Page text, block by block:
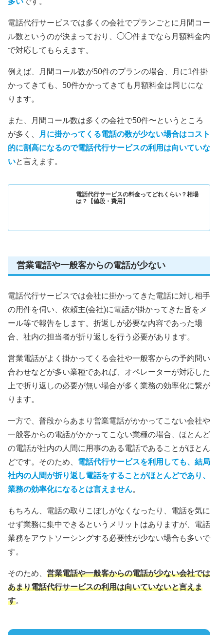
電話代行サービスでは多くの会社でプランごとに月間コー
ル数というのが決まっており、◯◯件までなら月額料金内
で対応してもらえます。
例えば、月間コール数が50件のプランの場合、月に1件掛
かってきても、50件かかってきても月額料金は同じにな
ります。
また、月間コール数は多くの会社で50件〜というところ
が多く、
月に掛かってくる電話の数が少ない場合はコスト
的に割高になるので電話代行サービスの利用は向いていな
いと言えます。
電話代行サービスの料金ってどれくらい？相場
は？【値段・費用】
営業電話や一般客からの電話が少ない
電話代行サービスでは会社に掛かってきた電話に対し相手
の用件を伺い、依頼主(会社)に電話が掛かってきた旨をメ
ール等で報告をします。折返しが必要な内容であった場
合、社内の担当者が折り返しを行う必要があります。
営業電話がよく掛かってくる会社や一般客からの予約問い
合わせなどが多い業種であれば、オペレーターが対応した
上で折り返しの必要が無い場合が多く業務の効率化に繋が
ります。
一方で、普段からあまり営業電話がかかってこない会社や
一般客からの電話がかかってこない業種の場合、ほとんど
の電話が社内の人間に用事のある電話であることがほとん
どです。そのため、 電話代行サービスを利用しても、結局
社内の人間が折り返し電話をすることがほとんどであり、
業務の効率化になるとは言えません。
もちろん、電話の取りこぼしがなくなったり、電話を気に
せず業務に集中できるというメリットはありますが、電話
業務をアウトソーシングする必要性が少ない場合も多いで
す。
そのため、 営業電話や一般客からの電話が少ない会社では
あまり電話代行サービスの利用は向いていないと言えま
す。